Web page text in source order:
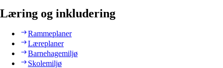
Læring og inkludering
Rammeplaner
Læreplaner
Barnehagemiljø
Skolemiljø